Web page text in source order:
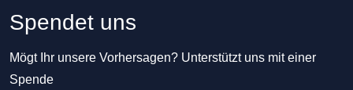
Spendet uns
Mögt Ihr unsere Vorhersagen? Unterstützt uns mit einer
Spende